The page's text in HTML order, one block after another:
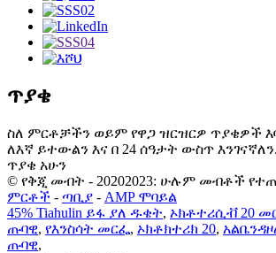
ጥያቄ
ስለ ምርቶቻችን ወይም የዋጋ ዝርዝርዎ ጥያቄዎች
ለእኛ ይተውልን እና በ 24 ሰዓታት ውስጥ እንገናኛለን.
ጥያቄ አሁን
© የቅጂ መብት - 20202023: ሁሉም መብቶች
ምርቶች - ጣቢያ - AMP ሞባይል
45% Tiahulin ይፋ ያለ ዱቄት, ኦክቶተሪሲቭ 20
ጡባዊ, የእንስሳት መርፌ, ኦክቶክተሪክ 20,
ጡባዊ,